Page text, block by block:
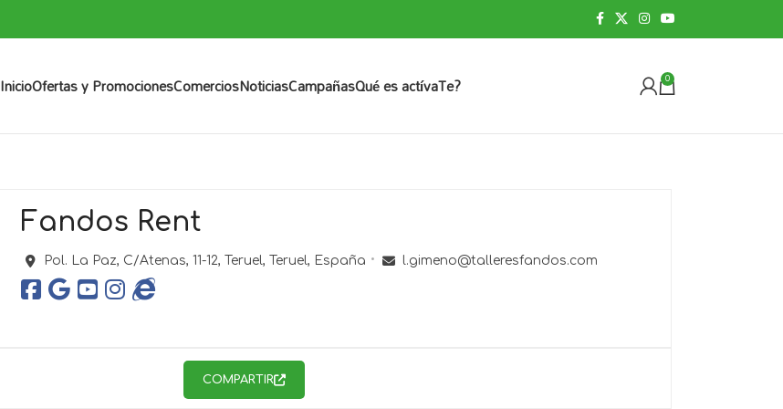
InicioOfertas y PromocionesComerciosNoticiasCampañasQué es actívaTe? 0
Fandos Rent
Pol. La Paz, C/Atenas, 11-12, Teruel, Teruel, España l.gimeno@talleresfandos.com
COMPARTIR